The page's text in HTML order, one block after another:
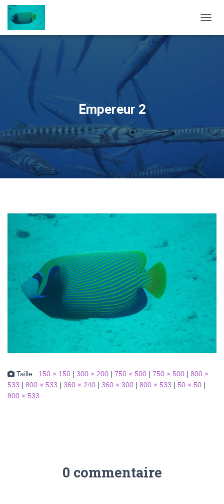
Empereur 2
Taille : 150 × 150 | 300 × 200 | 750 × 500 | 750 × 500 | 800 ×
533 | 800 × 533 | 360 × 240 | 360 × 300 | 800 × 533 | 50 × 50 |
800 × 533
0 commentaire